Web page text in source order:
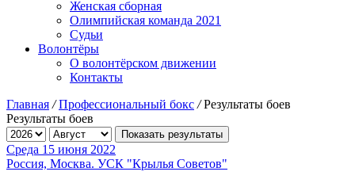
Женская сборная
Олимпийская команда 2021
Судьи
Волонтёры
О волонтёрском движении
Контакты
Главная / Профессиональный бокс /Результаты боев
Результаты боев
Показать результаты
Среда 15 июня 2022
Россия, Москва. УСК "Крылья Советов"